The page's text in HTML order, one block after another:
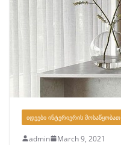
ᲘᲓᲔᲔᲑᲘ ᲘᲜᲢᲔᲠᲘᲔᲠᲘᲡ ᲛᲝᲡᲐᲬᲧᲝᲑᲐᲗ
admin
March 9, 2021